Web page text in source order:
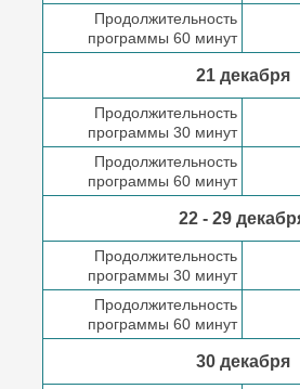
Продолжительность
программы 60 минут
21 декабря
Продолжительность
программы 30 минут
Продолжительность
программы 60 минут
22 - 29
Продолжительность
программы 30 минут
Продолжительность
программы 60 минут
30 декабря